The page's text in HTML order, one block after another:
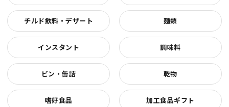
チルド飲料・デザート 麺類
インスタント 調味料
ビン・缶詰 乾物
嗜好食品 加工食品ギフト